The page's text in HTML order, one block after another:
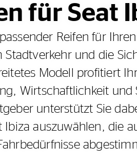
für Seat
Reifen für
Stadtverkehr und die
Modell profitiert
Wirtschaftlichkeit
unterstützt Sie
Ibiza auszuwählen, die